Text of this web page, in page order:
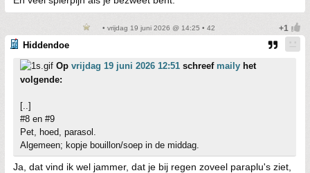
• vrijdag 19 juni 2026 @ 14:25 • 42
Hiddendoe
Op vrijdag 19 juni 2026 12:51 schreef maily het
volgende:
[..]
#8 en #9
Pet, hoed, parasol.
Algemeen; kopje bouillon/soep in de middag.
Ja, dat vind ik wel jammer, dat je bij regen zoveel paraplu's ziet,